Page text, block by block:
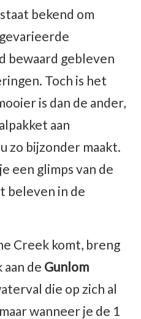
bekend om
bewaard gebleven
Toch is het
is dan de ander,
aan
zo bijzonder maakt.
een glimps van de
beleven in de
Creek komt, breng
de Gunlom
die op zich al
wanneer je de 1